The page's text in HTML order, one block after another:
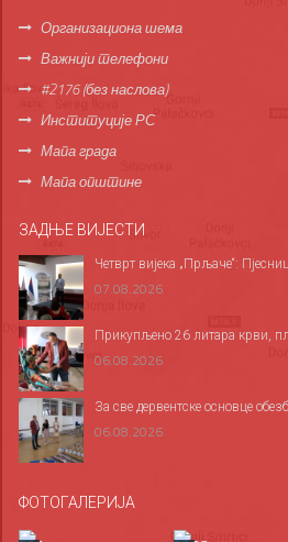
Организациона шема
Важнији телефони
#2176 (без наслова)
Институције РС
Мапа града
Мапа општине
ЗАДЊЕ ВИЈЕСТИ
Четврт вијека „Прљаче“:
07.08.2026
Прикупљено 26 литара крви,
06.08.2026
За све дервентске основце
06.08.2026
ФОТОГАЛЕРИЈА